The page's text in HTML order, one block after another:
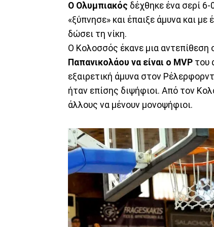
Ο Ολυμπιακός δέχθηκε ένα σερί
«ξύπνησε» και έπαιξε άμυνα και με
δώσει τη νίκη.
Ο Κολοσσός έκανε μια αντεπίθεση
Παπανικολάου να είναι ο MVP του
εξαιρετική άμυνα στον
ήταν επίσης διψήφιοι. Από τον
άλλους να μένουν μονοψήφιοι.